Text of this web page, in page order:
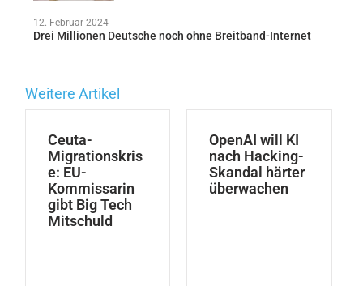
12. Februar 2024
Drei Millionen Deutsche noch ohne Breitband-Internet
Weitere Artikel
Ceuta-
Migrationskris
e: EU-
Kommissarin
gibt Big Tech
Mitschuld
OpenAI will KI
nach Hacking-
Skandal härter
überwachen